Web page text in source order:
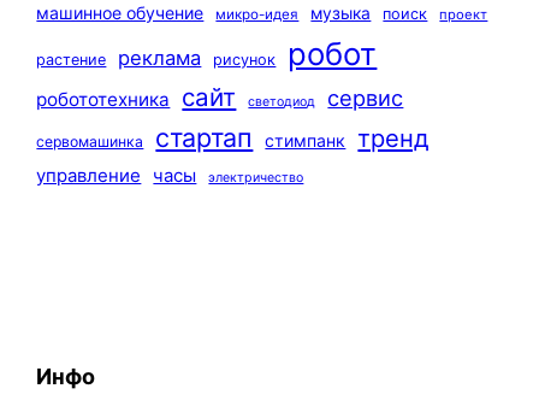
машинное обучение
микро-идея музыка поиск проект
растение реклама рисунок робот
робототехника сайт светодиод сервис
сервомашинка стартап стимпанк тренд
управление часы электричество
Инфо